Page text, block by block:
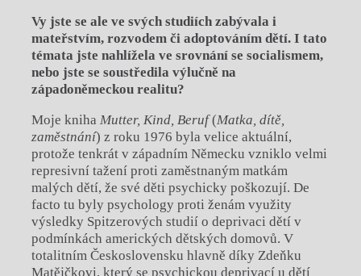
Vy jste se ale ve svých studiích zabývala i
mateřstvím, rozvodem či adoptováním dětí. I tato
témata jste nahlížela ve srovnání se socialismem,
nebo jste se soustředila výlučně na
západoněmeckou realitu?
Moje kniha Mutter, Kind, Beruf(Matka, dítě,
zaměstnání) z roku 1976 byla velice aktuální,
protože tenkrát v západním Německu vzniklo velmi
represivní tažení proti zaměstnaným matkám
malých dětí, že své děti psychicky poškozují. De
facto tu byly psychology proti ženám využity
výsledky Spitzerových studií o deprivaci dětí v
podmínkách amerických dětských domovů. V
totalitním Československu hlavně díky Zdeňku
Matějčkovi, který se psychickou deprivací u dětí